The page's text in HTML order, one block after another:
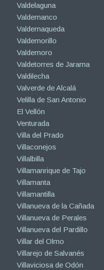
Valdelaguna
Valdemanco
Valdemaqueda
Valdemorillo
Valdemoro
Valdetorres de Jarama
Valdilecha
Valverde de Alcalá
Velilla de San Antonio
El Vellón
Venturada
Villa del Prado
Villaconejos
Villalbilla
Villamanrique de Tajo
Villamanta
Villamantilla
Villanueva de la Cañada
Villanueva de Perales
Villanueva del Pardillo
Villar del Olmo
Villarejo de Salvanés
Villaviciosa de Odón